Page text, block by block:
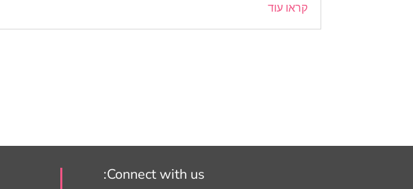
קראו עוד
Connect with us: